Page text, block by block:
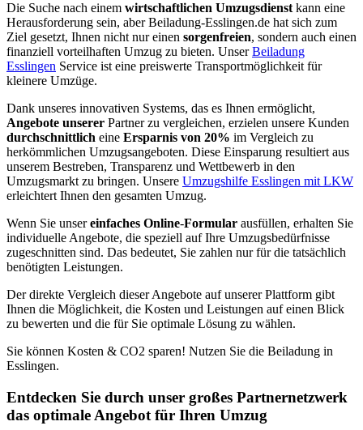
Die Suche nach einem wirtschaftlichen Umzugsdienstkann eine
Herausforderung sein, aber Beiladung-Esslingen.de hat sich zum
Ziel gesetzt, Ihnen nicht nur einen sorgenfreien, sondern auch einen
finanziell vorteilhaften Umzug zu bieten. UnserBeiladung
Esslingen Service ist eine preiswerte Transportmöglichkeit für
kleinere Umzüge.
Dank unseres innovativen Systems, das es Ihnen ermöglicht,
Angebote unserer Partner zu vergleichen, erzielen unsere Kunden
durchschnittlich eine Ersparnis von 20% im Vergleich zu
herkömmlichen Umzugsangeboten. Diese Einsparung resultiert aus
unserem Bestreben, Transparenz und Wettbewerb in den
Umzugsmarkt zu bringen. Unsere Umzugshilfe Esslingen mit LKW
erleichtert Ihnen den gesamten Umzug.
Wenn Sie unsereinfaches Online-Formular ausfüllen, erhalten Sie
individuelle Angebote, die speziell auf Ihre Umzugsbedürfnisse
zugeschnitten sind. Das bedeutet, Sie zahlen nur für die tatsächlich
benötigten Leistungen.
Der direkte Vergleich dieser Angebote auf unserer Plattform gibt
Ihnen die Möglichkeit, die Kosten und Leistungen auf einen Blick
zu bewerten und die für Sie optimale Lösung zu wählen.
Sie können Kosten & CO2 sparen! Nutzen Sie die Beiladung in
Esslingen.
Entdecken Sie durch unser großes Partnernetzwerk
das optimale Angebot für Ihren Umzug